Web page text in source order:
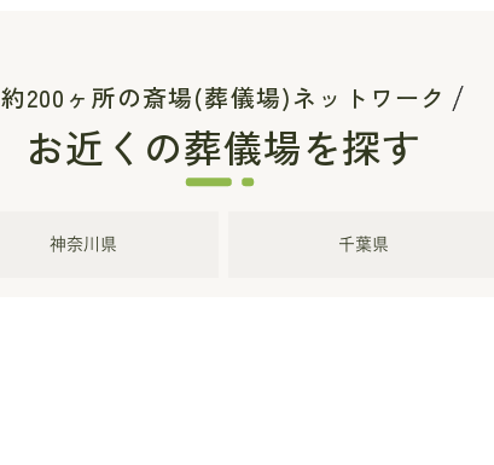
約200ヶ所の斎場(葬儀場)ネットワーク
お近くの葬儀場を探す
神奈川県 千葉県